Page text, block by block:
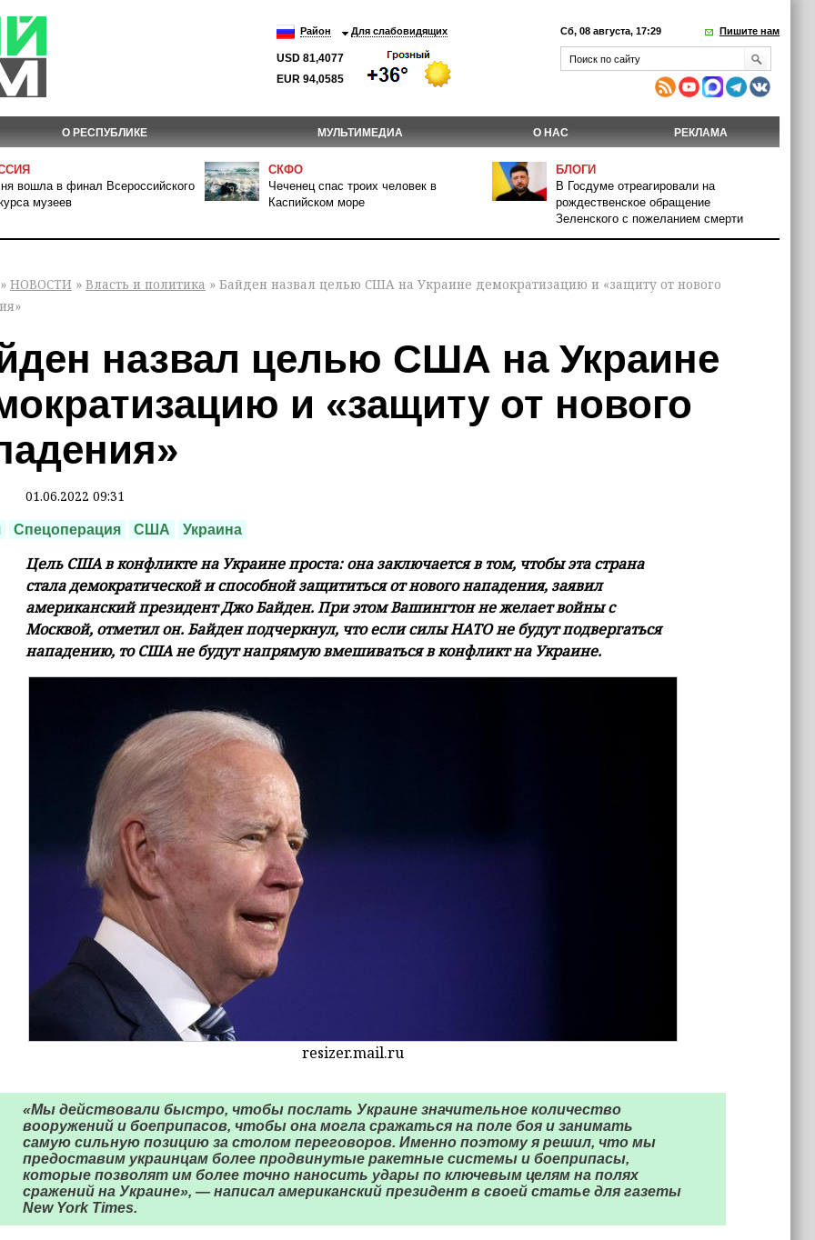
Район Для слабовидящих
USD 81,4077
EUR 94,0585
Сб, 08 августа, 17:29 Пишите нам
О РЕСПУБЛИКЕ МУЛЬТИМЕДИА О НАС РЕКЛАМА
вошла в финал Всероссийского
музеев
СКФО
Чеченец спас троих человек в
Каспийском море
БЛОГИ
В Госдуме отреагировали на
рождественское обращение
Зеленского с пожеланием смерти
» НОВОСТИ » Власть и политика » Байден назвал целью США на Украине демократизацию и «защиту от нового
назвал целью США на Украине
и «защиту от нового
01.06.2022 09:31
Спецоперация США Украина
Цель США в конфликте на Украине проста: она заключается в том, чтобы эта страна
стала демократической и способной защититься от нового нападения, заявил
американский президент Джо Байден. При этом Вашингтон не желает войны с
Москвой, отметил он. Байден подчеркнул, что если силы НАТО не будут подвергаться
нападению, то США не будут напрямую вмешиваться в конфликт на Украине.
resizer.mail.ru
«Мы действовали быстро, чтобы послать Украине значительное количество
вооружений и боеприпасов, чтобы она могла сражаться на поле боя и занимать
самую сильную позицию за столом переговоров. Именно поэтому я решил, что мы
предоставим украинцам более продвинутые ракетные системы и боеприпасы,
которые позволят им более точно наносить удары по ключевым целям на полях
сражений на Украине», — написал американский президент в своей статье для газеты
New York Times.